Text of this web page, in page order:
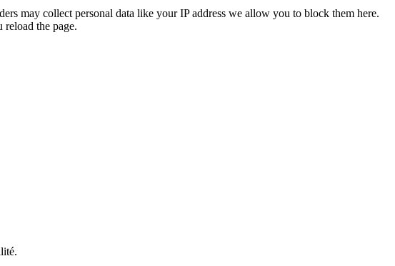
may collect personal data like your IP address we allow you to block them here.
reload the page.